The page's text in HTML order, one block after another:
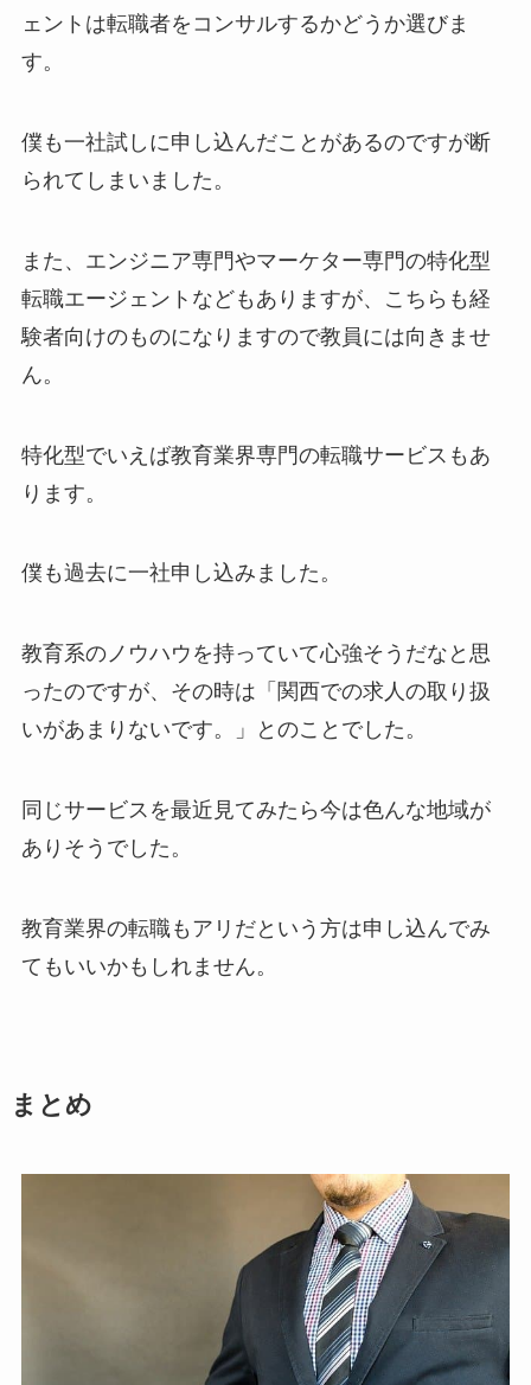
ェントは転職者をコンサルするかどうか選びま
す。
僕も一社試しに申し込んだことがあるのですが断
られてしまいました。
また、エンジニア専門やマーケター専門の特化型
転職エージェントなどもありますが、こちらも経
験者向けのものになりますので教員には向きませ
ん。
特化型でいえば教育業界専門の転職サービスもあ
ります。
僕も過去に一社申し込みました。
教育系のノウハウを持っていて心強そうだなと思
ったのですが、その時は「関西での求人の取り扱
いがあまりないです。」とのことでした。
同じサービスを最近見てみたら今は色んな地域が
ありそうでした。
教育業界の転職もアリだという方は申し込んでみ
てもいいかもしれません。
まとめ